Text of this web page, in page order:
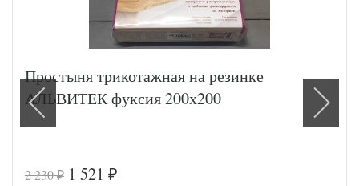
Простыня трикотажная на резинке
АЛЬВИТЕК фуксия 200х200
2 230₽ 1 521 ₽